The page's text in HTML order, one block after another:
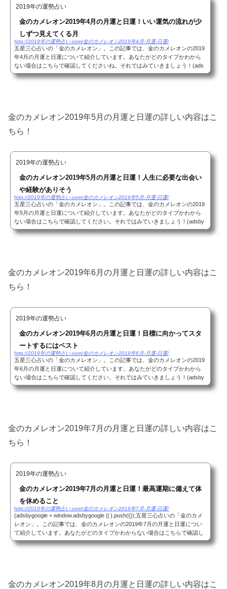
2019年の運勢占い
金のカメレオン2019年4月の月運と日運！いい運気の流れが少
しずつ見えてくる月
http://2019年の運勢占い.com/金のカメレオン2019年4月-月運-日運/
五星三心占いの「金のカメレオン」。この記事では、金のカメレオンの2019
年4月の月運と日運について紹介しています。あなたがどのタイプかわから
ない場合はこちらで確認してくださいね。それではみていきましょう！(ads
bygoogle = window.adsbygoogle || ).push({});...
金のカメレオン2019年5月の月運と日運の詳しい内容はこ
ちら！
2019年の運勢占い
金のカメレオン2019年5月の月運と日運！人生に必要な出会い
や経験がありそう
http://2019年の運勢占い.com/金のカメレオン2019年5月-月運-日運/
五星三心占いの「金のカメレオン」。この記事では、金のカメレオンの2019
年5月の月運と日運について紹介しています。あなたがどのタイプかわから
ない場合はこちらで確認してください。それではみていきましょう！(adsby
google = window.adsbygoogle || ).push({});五...
金のカメレオン2019年6月の月運と日運の詳しい内容はこ
ちら！
2019年の運勢占い
金のカメレオン2019年6月の月運と日運！目標に向かってスタ
ートするにはベスト
http://2019年の運勢占い.com/金のカメレオン2019年6月-月運-日運/
五星三心占いの「金のカメレオン」。この記事では、金のカメレオンの2019
年6月の月運と日運について紹介しています。あなたがどのタイプかわから
ない場合はこちらで確認してください。それではみていきましょう！(adsby
google = window.adsbygoogle || ).push({});五...
金のカメレオン2019年7月の月運と日運の詳しい内容はこ
ちら！
2019年の運勢占い
金のカメレオン2019年7月の月運と日運！最高運期に備えて体
を休めること
http://2019年の運勢占い.com/金のカメレオン2019年7月-月運-日運/
(adsbygoogle = window.adsbygoogle || ).push({});五星三心占いの「金のカメ
レオン」。この記事では、金のカメレオンの2019年7月の月運と日運につい
て紹介しています。あなたがどのタイプかわからない場合はこちらで確認し
てください。それではみていきましょう！(a...
金のカメレオン2019年8月の月運と日運の詳しい内容はこ